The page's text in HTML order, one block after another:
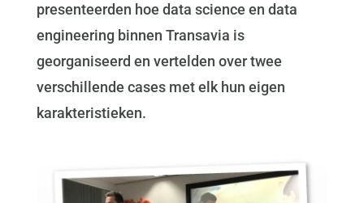
presenteerden hoe data science en data
engineering binnen Transavia is
georganiseerd en vertelden over twee
verschillende cases met elk hun eigen
karakteristieken.